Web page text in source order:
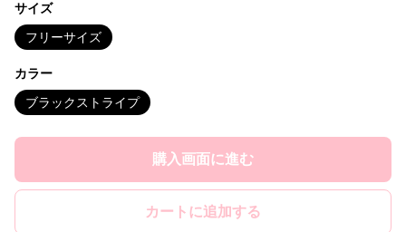
サイズ
フリーサイズ
カラー
ブラックストライプ
購入画面に進む
カートに追加する